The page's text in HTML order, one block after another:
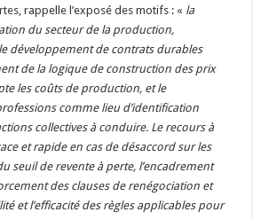
rappelle l’exposé des motifs : « la
du secteur de la production,
développement de contrats durables
de la logique de construction des prix
les coûts de production, et le
comme lieu d’identification
collectives à conduire. Le recours à
et rapide en cas de désaccord sur les
seuil de revente à perte, l’encadrement
des clauses de renégociation et
et l’efficacité des règles applicables pour